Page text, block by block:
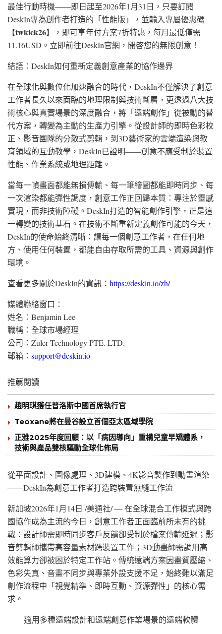
最佳行動時機——即日起至2026年1月31日，只要訂閱
DeskIn專為創作者打造的「性能版」，並輸入專屬優惠碼
【twkick26】，即可享年付方案7折特惠，每月最低僅需
11.16USD。立即前往DeskIn官網，開啓您的無限創意！
結語：DeskIn如何重新定義創意產業的協作邊界
在全球化與數位化加速融合的時代，DeskIn不僅解決了創意
工作者長久以來面臨的地理限制與技術斷層，更透過八大技
術核心與真實場景的深度融合，將「遠端創作」從被動的替
代方案，轉變為主動的生產力引擎。從設計師的即時色彩校
正、影音團隊的分散式剪輯，到3D藝術家的雲端渲染與教
育領域的互動教學，DeskIn已證明——創意不應受制於裝置
性能、作業系統或地理距離。
當每一幀畫面都能無損傳輸、每一筆繪圖都能即時同步、每
一次渲染都能彈性調度，創意工作正回歸本質：專注於靈感
實現，而非技術障礙。DeskIn打造的智能創作引擎，正是這
一轉變的技術基石。在技術不斷重新定義創作可能的今天，
DeskIn的使命始終清晰：讓每一個創意工作者，在任何地
方、使用任何裝置，都能自由存取所需的工具、資源與創作
環境。
查看更多關於DeskIn的資訊： https://deskin.io/zh/
媒體聯絡窗口：
姓名：Benjamin Lee
職稱：全球市場經理
公司：Zuler Technology PTE. LTD.
郵箱： support@deskin.io
推薦閱讀
趙明琪獲任普洛斯中國首席執行官
Teoxane將在曼谷設立首個亞太區域學院
正雅2025年度回顧：以「病因導向」重構兒童早矯體系，
技術與產品雙核驅動全球化佈局
從平面設計、圖像處理、3D建模、4K影音製作到動畫渲染
——DeskIn為創意工作者打造跨裝置無縫工作流
新加坡2026年1月14日 /美通社/ — 在全球混合工作模式與跨
國協作成為主流的今日，創意工作者正面臨前所未有的挑
戰：設計師需即時同步客戶反饋卻受制於檔案傳輸延遲；影
音剪輯師攜帶高容量素材跨裝置工作；3D動畫師需調用高
效能算力卻被困於特定工作站。傳統遠端方案因畫質壓縮、
色彩失真、音畫不同步與專業外設支援不足，始終難以滿足
創作流程中「視覺精準、即時互動、資源彈性」的核心需
求。
適用多種遠端設計和遠端創意作業場景的遠端軟體